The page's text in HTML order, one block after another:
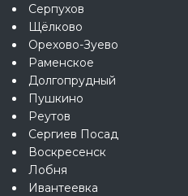
Серпухов
Щёлково
Орехово-Зуево
Раменское
Долгопрудный
Пушкино
Реутов
Сергиев Посад
Воскресенск
Лобня
Ивантеевка